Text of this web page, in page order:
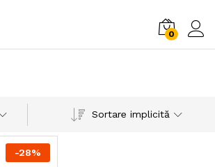
0
Sortare implicită
-28%